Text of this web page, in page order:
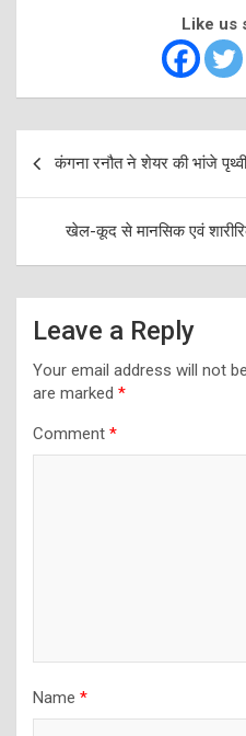
Like us
Post
कंगना रनौत ने शेयर की भांजे
खेल-कूद से मानसिक एवं
Leave a Reply
Your email address will not
are marked *
Comment *
Name *